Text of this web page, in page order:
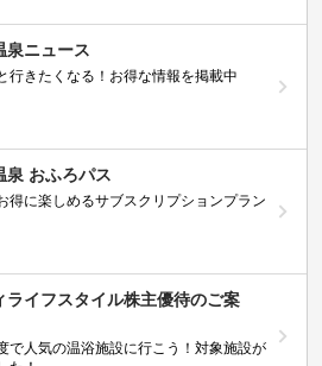
泉ニュース
行きたくなる！お得な情報を掲載中
泉 おふろパス
得に楽しめるサブスクリプションプラン
ライフスタイル株主優待のご案
で人気の温浴施設に行こう！対象施設が